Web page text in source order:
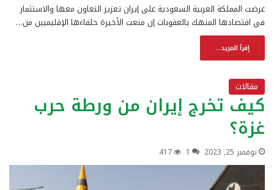
عرضت المملكة العربية السعودية على إيران تعزيز التعاون معها والاستثمار
في اقتصادها المنهك بالعقوبات إن منعت الأخيرة حلفاءها الإقليميين من…
إقرأ المزيد...
مقالات
كيف تخرج إيران من ورطة حرب
غزة؟
نوفمبر 25, 2023 1
417